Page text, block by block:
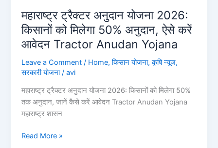
महाराष्ट्र ट्रैक्टर अनुदान योजना 2026:
किसानों को मिलेगा 50% अनुदान, ऐसे करें
आवेदन Tractor Anudan Yojana
Leave a Comment / Home,किसान योजना,कृषि न्यूज,
सरकारी योजना/avi
महाराष्ट्र ट्रैक्टर अनुदान योजना 2026: किसानों को मिलेगा 50%
तक अनुदान, जानें कैसे करें आवेदन Tractor Anudan Yojana
महाराष्ट्र शासन
महाराष्ट्र
Read More »